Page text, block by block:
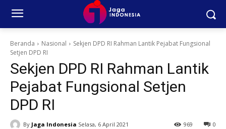
Beranda Nasional
Sekjen DPD RI Rahman Lantik Pejabat Fungsional
Setjen DPD RI
Sekjen DPD RI Rahman Lantik
Pejabat Fungsional Setjen
DPD RI
By Jaga Indonesia Selasa, 6 April 2021 0
969